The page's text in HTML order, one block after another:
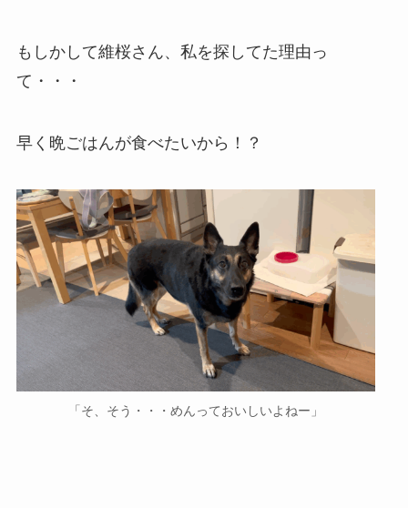
もしかして維桜さん、私を探してた理由っ
て・・・
早く晩ごはんが食べたいから！？
「そ、そう・・・めんっておいしいよねー」